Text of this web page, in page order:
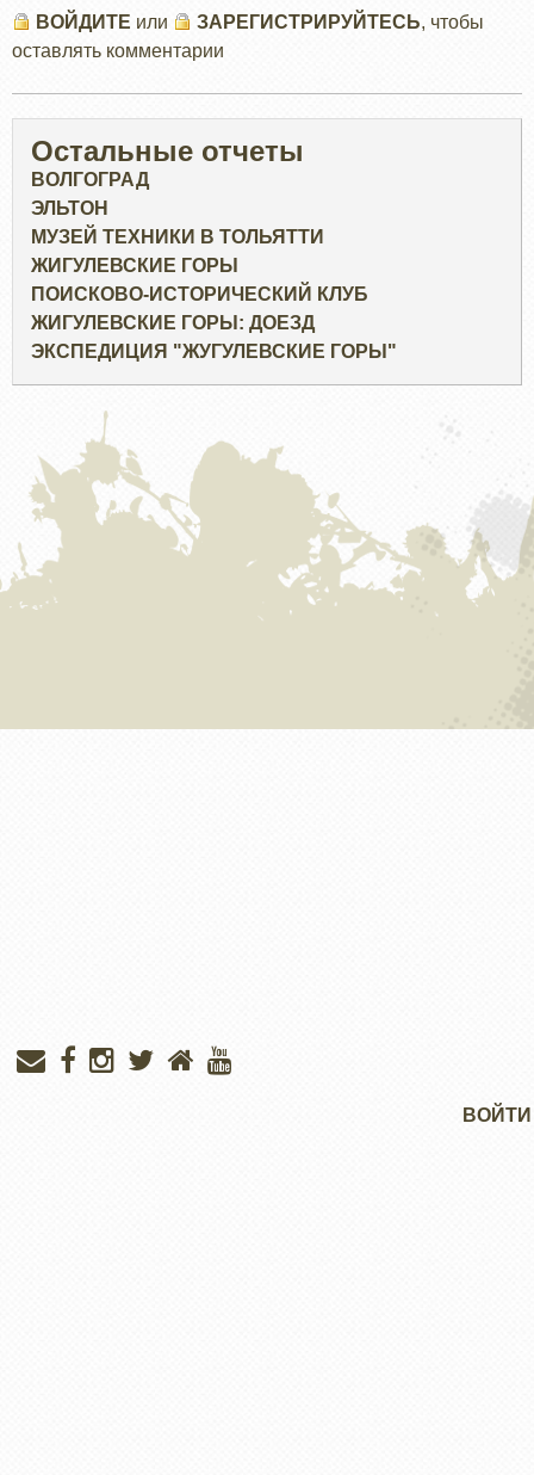
ВОЙДИТЕ или ЗАРЕГИСТРИРУЙТЕСЬ, чтобы
оставлять комментарии
Остальные отчеты
ВОЛГОГРАД
ЭЛЬТОН
МУЗЕЙ ТЕХНИКИ В ТОЛЬЯТТИ
ЖИГУЛЕВСКИЕ ГОРЫ
ПОИСКОВО-ИСТОРИЧЕСКИЙ КЛУБ
ЖИГУЛЕВСКИЕ ГОРЫ: ДОЕЗД
ЭКСПЕДИЦИЯ "ЖУГУЛЕВСКИЕ ГОРЫ"
ВОЙТИ